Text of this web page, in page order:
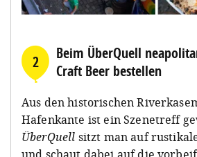
2
Beim ÜberQuell
Craft Beer bestellen
Aus den historischen
Hafenkante ist ein Szenetreff
ÜberQuell sitzt man auf